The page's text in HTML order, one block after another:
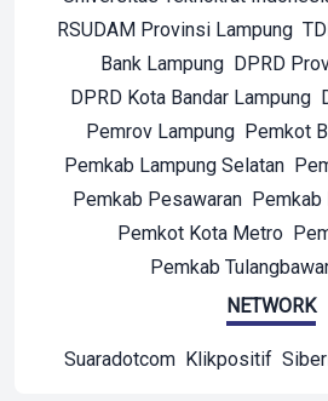
RSUDAM Provinsi Lampung
Bank Lampung
DPRD
DPRD Kota Bandar Lampung
Pemrov Lampung Pemkot
Pemkab Lampung Selatan
Pemkab Pesawaran Pemkab
Pemkot Kota Metro
Pemkab
NETWORK
Suaradotcom Klikpositif